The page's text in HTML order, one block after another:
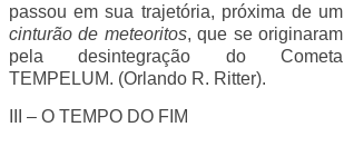
passou em sua trajetória, próxima de um
cinturão de meteoritos, que se originaram
pela desintegração do Cometa
TEMPELUM. (Orlando R. Ritter).
III – O TEMPO DO FIM